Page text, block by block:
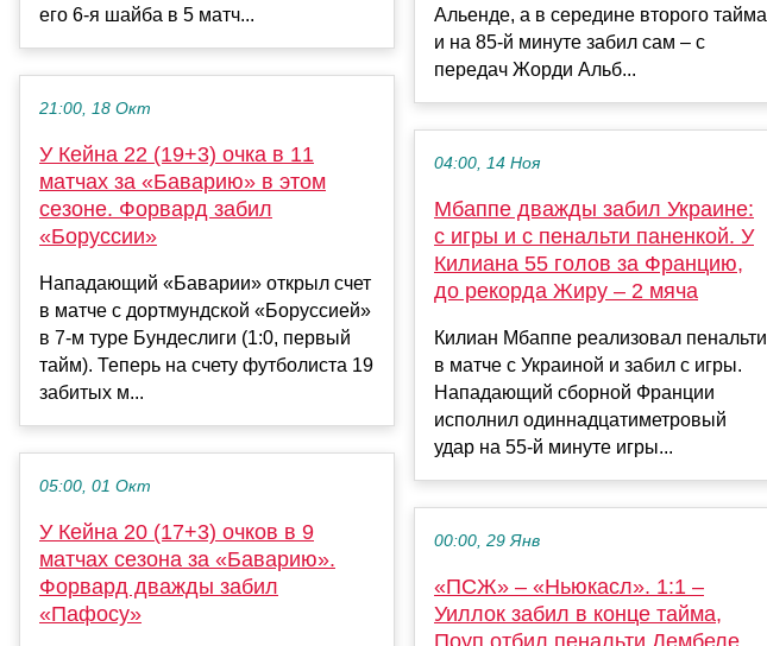
его 6-я шайба в 5 матч...
21:00, 18 Окт
У Кейна 22 (19+3) очка в 11
матчах за «Баварию» в этом
сезоне. Форвард забил
«Боруссии»
Нападающий «Баварии» открыл счет
в матче с дортмундской «Боруссией»
в 7-м туре Бундеслиги (1:0, первый
тайм). Теперь на счету футболиста 19
забитых м...
05:00, 01 Окт
У Кейна 20 (17+3) очков в 9
матчах сезона за «Баварию».
Форвард дважды забил
«Пафосу»
Альенде, а в середине второго тайма
и на 85-й минуте забил сам – с
передач Жорди Альб...
04:00, 14 Ноя
Мбаппе дважды забил Украине:
с игры и с пенальти паненкой. У
Килиана 55 голов за Францию,
до рекорда Жиру – 2 мяча
Килиан Мбаппе реализовал пенальти
в матче с Украиной и забил с игры.
Нападающий сборной Франции
исполнил одиннадцатиметровый
удар на 55-й минуте игры...
00:00, 29 Янв
«ПСЖ» – «Ньюкасл». 1:1 –
Уиллок забил в конце тайма,